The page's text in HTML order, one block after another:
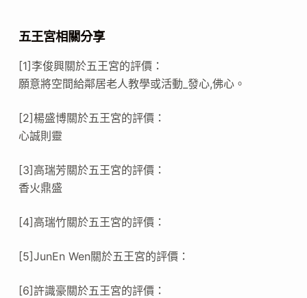
五王宮相關分享
[1]李俊興關於五王宮的評價：
願意將空間給鄰居老人教學或活動_發心,佛心。
[2]楊盛博關於五王宮的評價：
心誠則靈
[3]高瑞芳關於五王宮的評價：
香火鼎盛
[4]高瑞竹關於五王宮的評價：
[5]JunEn Wen關於五王宮的評價：
[6]許識豪關於五王宮的評價：